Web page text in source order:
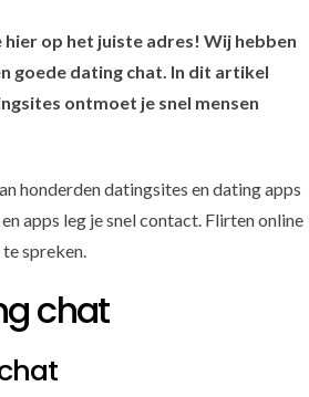
op het juiste adres! Wij hebben
goede dating chat. In dit artikel
ontmoet je snel mensen
honderden datingsites en dating apps
apps leg je snel contact. Flirten online
spreken.
chat